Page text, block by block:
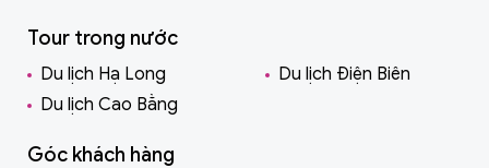
Tour trong nước
Du lịch Hạ Long
Du lịch Điện Biên
Du lịch Cao Bằng
Góc khách hàng